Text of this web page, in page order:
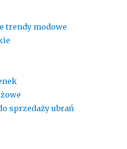
trendy modowe
sprzedaży ubrań